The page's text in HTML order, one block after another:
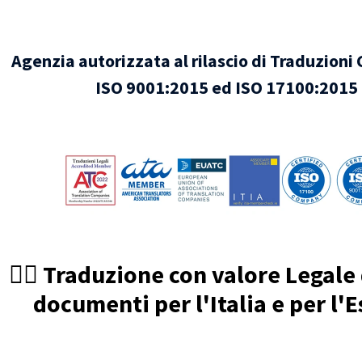
Agenzia autorizzata al rilascio di Traduzioni
ISO 9001:2015 ed ISO 17100:2015
🧑‍⚖️ Traduzione con valore
documenti per l'Italia e per